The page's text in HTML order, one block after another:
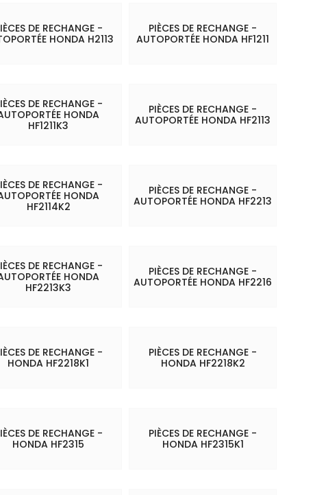
DE RECHANGE -
HONDA H2113
PIÈCES DE RECHANGE -
AUTOPORTÉE HONDA HF1211
DE RECHANGE -
HONDA
HF1211K3
PIÈCES DE RECHANGE -
AUTOPORTÉE HONDA HF2113
DE RECHANGE -
HONDA
HF2114K2
PIÈCES DE RECHANGE -
AUTOPORTÉE HONDA HF2213
DE RECHANGE -
HONDA
HF2213K3
PIÈCES DE RECHANGE -
AUTOPORTÉE HONDA HF2216
DE RECHANGE -
HONDA HF2218K1
PIÈCES DE RECHANGE -
HONDA HF2218K2
DE RECHANGE -
HONDA HF2315
PIÈCES DE RECHANGE -
HONDA HF2315K1